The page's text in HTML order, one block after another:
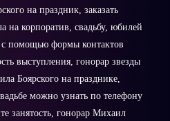
на праздник, заказать
на корпоратив, свадьбу, юбилей
помощью формы контактов
выступления, гонорар звезды
Боярского на празднике,
можно узнать по телефону
занятость, гонорар Михаил